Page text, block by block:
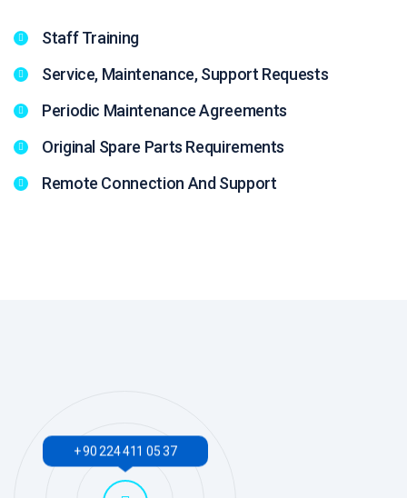
Staff Training
Service, Maintenance, Support Requests
Periodic Maintenance Agreements
Original Spare Parts Requirements
Remote Connection And Support
+ 90 224 411 05 37